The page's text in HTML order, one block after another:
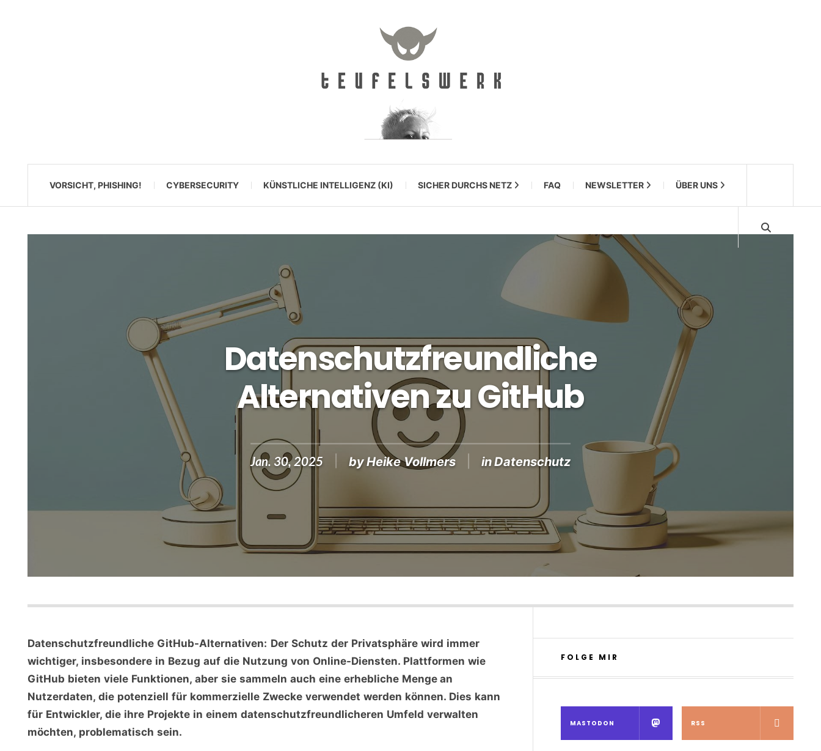
VORSICHT, PHISHING! CYBERSECURITY KÜNSTLICHE INTELLIGENZ (KI) SICHER DURCHS NETZ FAQ NEWSLETTER ÜBER UNS
Datenschutzfreundliche
Alternativen zu GitHub
Jan. 30, 2025 byHeike Vollmers inDatenschutz
Datenschutzfreundliche GitHub-Alternativen: Der Schutz der Privatsphäre wird immer
wichtiger, insbesondere in Bezug auf die Nutzung von Online-Diensten. Plattformen wie
GitHub bieten viele Funktionen, aber sie sammeln auch eine erhebliche Menge an
Nutzerdaten, die potenziell für kommerzielle Zwecke verwendet werden können. Dies kann
für Entwickler, die ihre Projekte in einem datenschutzfreundlicheren Umfeld verwalten
möchten, problematisch sein.
FOLGE MIR
MASTODON RSS